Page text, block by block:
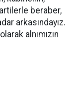
beraber,
arkasındayız.
alnımızın